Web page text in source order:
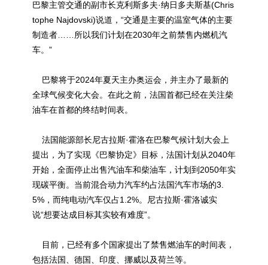
巴黎主管交通的副市长克利斯多夫·纳日多夫斯基(Chris
tophe Najdovski)说道，“交通是主要的温室气体的主要
制造者……所以我们计划在2030年之前禁售内燃机汽
车。”
巴黎将于2024年夏天主办奥运会，并主办了最新的
全球气候变化大会。在此之前，法国首都已经在关注柴
油车在首都的终结时间表。
法国能源部长尼古拉斯·霍洛在巴黎气候计划大会上
提出，为了实现《巴黎协定》目标，法国计划从2040年
开始，全面停止出售汽油车和柴油车，计划到2050年实
现碳平衡。当前混合动力汽车约占法国汽车市场的3.
5%，而纯电动汽车仅占1.2%。尼古拉斯·霍洛诚实
说“想要达成目标其实较有难度”。
目前，已经有多个国家提出了禁售燃油车的时间表，
包括法国、德国、印度、挪威以及荷兰等。